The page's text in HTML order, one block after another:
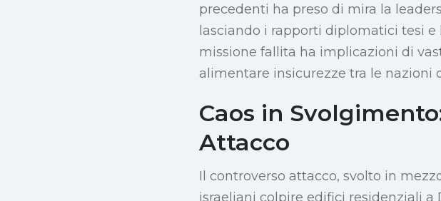
precedenti ha preso di mira la
lasciando i rapporti diplomatici tesi e
missione fallita ha implicazioni di
alimentare insicurezze tra le nazioni
Caos in
Attacco
Il controverso attacco, svolto in
israeliani colpire edifici residenziali a